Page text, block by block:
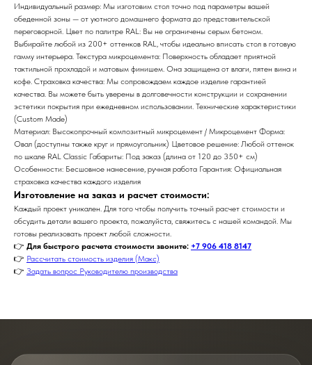
Индивидуальный размер: Мы изготовим стол точно под параметры вашей
обеденной зоны — от уютного домашнего формата до представительской
переговорной. Цвет по палитре RAL: Вы не ограничены серым бетоном.
Выбирайте любой из 200+ оттенков RAL, чтобы идеально вписать стол в готовую
гамму интерьера. Текстура микроцемента: Поверхность обладает приятной
тактильной прохладой и матовым финишем. Она защищена от влаги, пятен вина и
кофе. Страховка качества: Мы сопровождаем каждое изделие гарантией
качества. Вы можете быть уверены в долговечности конструкции и сохранении
эстетики покрытия при ежедневном использовании. Технические характеристики
(Custom Made)
Материал: Высокопрочный композитный микроцемент / Микроцемент Форма:
Овал (доступны также круг и прямоугольник) Цветовое решение: Любой оттенок
по шкале RAL Classic Габариты: Под заказ (длина от 120 до 350+ см)
Особенности: Бесшовное нанесение, ручная работа Гарантия: Официальная
страховка качества каждого изделия
Изготовление на заказ и расчет стоимости:
Каждый проект уникален. Для того чтобы получить точный расчет стоимости и
обсудить детали вашего проекта, пожалуйста, свяжитесь с нашей командой. Мы
готовы реализовать проект любой сложности.
👉 Для быстрого расчета стоимости звоните: +7 906 418 8147
👉 Рассчитать стоимость изделия (Макс)
👉 Задать вопрос Руководителю производства